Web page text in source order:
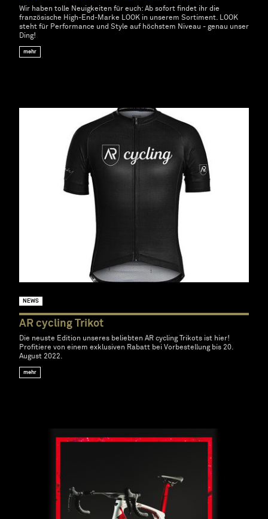
Wir haben tolle Neuigkeiten für euch: Ab sofort findet ihr die
französische High-End-Marke LOOK in unserem Sortiment. LOOK
steht für Performance und Style auf höchstem Niveau - genau unser
Ding!
mehr
NEWS
AR cycling Trikot
Die neuste Edition unseres beliebten AR cycling Trikots ist hier!
Profitiere von einem exklusiven Rabatt bei Vorbestellung bis 20.
August 2022.
mehr